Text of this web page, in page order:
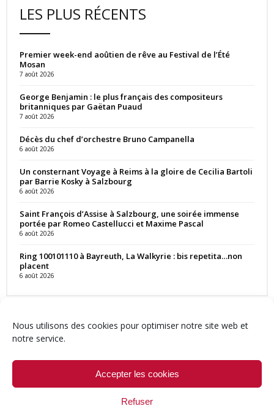
Nous utilisons des cookies pour optimiser notre site web et
notre service.
Accepter les cookies
Refuser
LES PLUS RÉCENTS
Premier week-end aoûtien de rêve au Festival de l’Été
Mosan
7 août 2026
George Benjamin : le plus français des compositeurs
britanniques par Gaëtan Puaud
7 août 2026
Décès du chef d’orchestre Bruno Campanella
6 août 2026
Un consternant Voyage à Reims à la gloire de Cecilia Bartoli
par Barrie Kosky à Salzbourg
6 août 2026
Saint François d’Assise à Salzbourg, une soirée immense
portée par Romeo Castellucci et Maxime Pascal
6 août 2026
Ring 100101110 à Bayreuth, La Walkyrie : bis repetita…non
placent
6 août 2026